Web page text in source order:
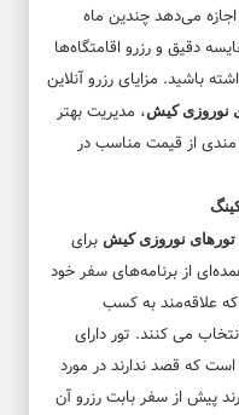
می‌دهد چندین ماه
دقیق و رزرو اقامتگاه‌ها
باشید. مزایای رزرو آنلاین
نوروزی کیش، مدیریت بهتر
مندی از قیمت مناسب در
تورهای نوروزی کیش برای
از برنامه‌های سفر خود
که علاقه‌مند به کسب
می کنند. تور دارای
که قصد ندارند در مورد
پیش از سفر بابت رزرو آن